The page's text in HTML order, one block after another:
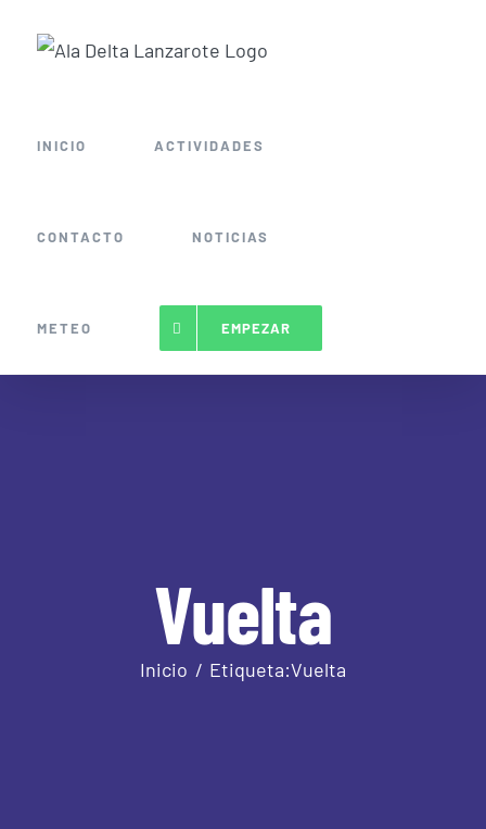
INICIO ACTIVIDADES
CONTACTO NOTICIAS
METEO EMPEZAR
Vuelta
Inicio Etiqueta:Vuelta